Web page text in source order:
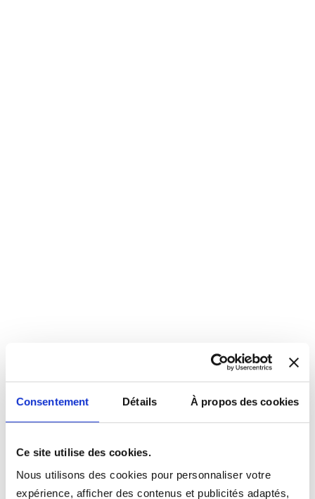
Consentement Détails À propos des cookies
Ce site utilise des cookies.
Nous utilisons des cookies pour personnaliser votre
expérience, afficher des contenus et publicités adaptés,